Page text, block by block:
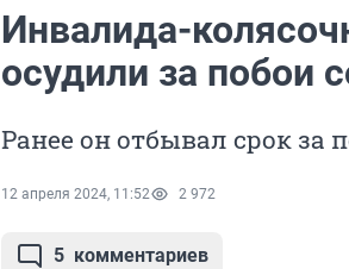
Инвалида-
осудили за побои
Ранее он отбывал срок за
12 апреля 2024, 11:52 2 972
5 комментариев